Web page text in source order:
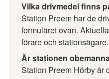
Vilka drivmedel finns
Station Preem har de
formuläret ovan.
förare och stationsägare.
Är stationen
Station Preem Hörby är